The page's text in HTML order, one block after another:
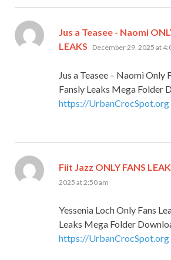
Jus a Teasee - Naomi
LEAKS says:
December 29, 2025 at
Jus a Teasee – Naomi Only
Fansly Leaks Mega Folder
https://UrbanCrocSpot.org
Fiit Jazz ONLY FANS
2025 at 2:50 am
Yessenia Loch Only Fans
Leaks Mega Folder
https://UrbanCrocSpot.org